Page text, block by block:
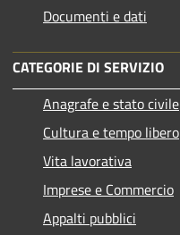
Documenti e dati
CATEGORIE DI SERVIZIO
Anagrafe e stato civile
Cultura e tempo libero
Vita lavorativa
Imprese e Commercio
Appalti pubblici